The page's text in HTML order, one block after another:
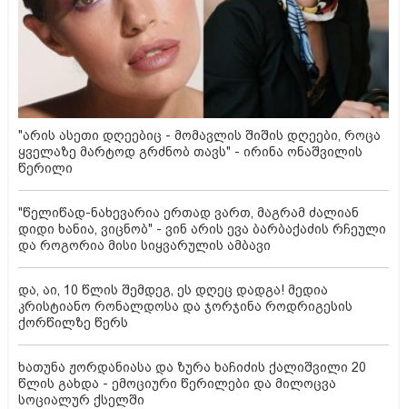
"არის ასეთი დღეებიც - მომავლის შიშის დღეები, როცა
ყველაზე მარტოდ გრძნობ თავს" - ირინა ონაშვილის
წერილი
"წელიწად-ნახევარია ერთად ვართ, მაგრამ ძალიან
დიდი ხანია, ვიცნობ" - ვინ არის ევა ბარბაქაძის რჩეული
და როგორია მისი სიყვარულის ამბავი
და, აი, 10 წლის შემდეგ, ეს დღეც დადგა! მედია
კრისტიანო რონალდოსა და ჯორჯინა როდრიგესის
ქორწილზე წერს
ხათუნა ჟორდანიასა და ზურა ხაჩიძის ქალიშვილი 20
წლის გახდა - ემოციური წერილები და მილოცვა
სოციალურ ქსელში